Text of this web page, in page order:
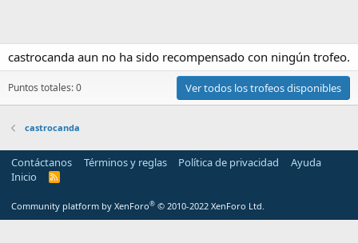
castrocanda aun no ha sido recompensado con ningún trofeo.
Puntos totales: 0 Ver todos los trofeos disponibles
castrocanda
Contáctanos Términos y reglas Política de privacidad
Ayuda
Inicio
R
S
Community platform by XenForo® © 2010-2022 XenForo Ltd.